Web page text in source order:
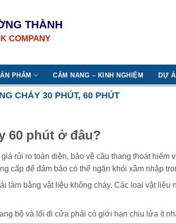
THÀNH
COMPANY
PHẨM CẨM NANG – KINH NGHIỆM DỰ
CHÁY 30 PHÚT, 60 PHÚT
60 phút ở đâu?
rủi ro toàn diện, bảo vệ cầu thang thoát hiểm
cấp để đảm bảo có thể ngăn khói xâm nhập
làm bằng vật liệu không cháy. Các loại vật liệu
bộ và lối đi cửa phải có giới hạn chịu lửa ít